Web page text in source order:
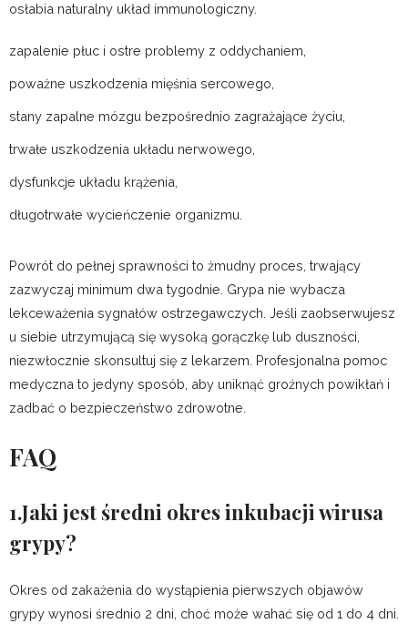
osłabia naturalny układ immunologiczny.
zapalenie płuc i ostre problemy z oddychaniem,
poważne uszkodzenia mięśnia sercowego,
stany zapalne mózgu bezpośrednio zagrażające życiu,
trwałe uszkodzenia układu nerwowego,
dysfunkcje układu krążenia,
długotrwałe wycieńczenie organizmu.
Powrót do pełnej sprawności to żmudny proces, trwający
zazwyczaj minimum dwa tygodnie. Grypa nie wybacza
lekceważenia sygnałów ostrzegawczych. Jeśli zaobserwujesz
u siebie utrzymującą się wysoką gorączkę lub duszności,
niezwłocznie skonsultuj się z lekarzem. Profesjonalna pomoc
medyczna to jedyny sposób, aby uniknąć groźnych powikłań i
zadbać o bezpieczeństwo zdrowotne.
FAQ
1.Jaki jest średni okres inkubacji wirusa
grypy?
Okres od zakażenia do wystąpienia pierwszych objawów
grypy wynosi średnio 2 dni, choć może wahać się od 1 do 4 dni.